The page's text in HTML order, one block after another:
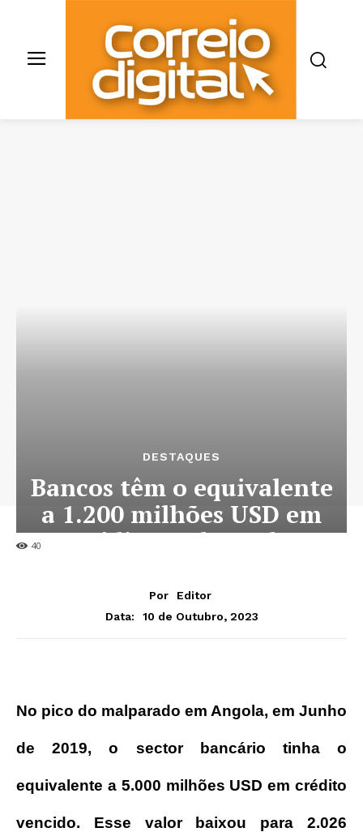
40
DESTAQUES
Bancos têm o equivalente
a 1.200 milhões USD em
crédito malparado
Por
Editor
Data:
10 de Outubro, 2023
No pico do malparado em Angola, em Junho
de 2019, o sector bancário tinha o
equivalente a 5.000 milhões USD em crédito
vencido. Esse valor baixou para 2.026